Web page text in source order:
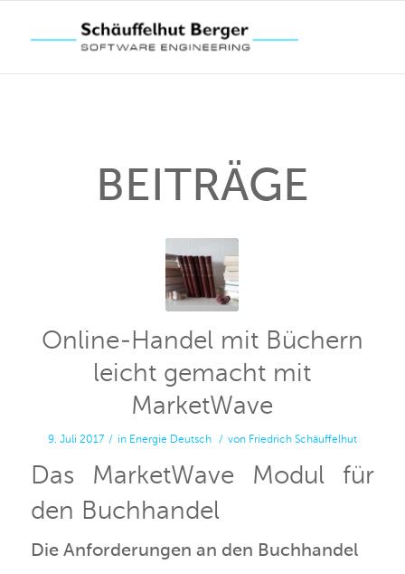
BEITRÄGE
Online-Handel mit Büchern
leicht gemacht mit
MarketWave
9. Juli 2017 / in Energie Deutsch / von Friedrich Schäuffelhut
Das MarketWave Modul für
den Buchhandel
Die Anforderungen an den Buchhandel